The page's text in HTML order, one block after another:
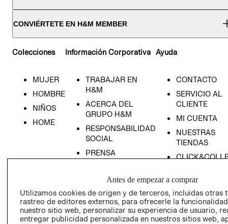
CONVIÉRTETE EN H&M MEMBER
Colecciones
MUJER
HOMBRE
NIÑOS
HOME
Información Corporativa
TRABAJAR EN
H&M
ACERCA DEL
GRUPO H&M
RESPONSABILIDAD
SOCIAL
PRENSA
INVERSIONISTAS
POLÍTICA
EMPRESARIAL
Ayuda
CONTACTO
SERVICIO AL
CLIENTE
MI CUENTA
NUESTRAS
TIENDAS
TIENDA
TÉRMINOS Y
CONDICIONES
AVISO DE
Antes de empezar a comprar
Utilizamos cookies de origen y de terceros, incluidas otras
rastreo de editores externos, para ofrecerle la
nuestro sitio web, personalizar su experiencia de usuario,
entregar publicidad personalizada en nuestros sitios web,